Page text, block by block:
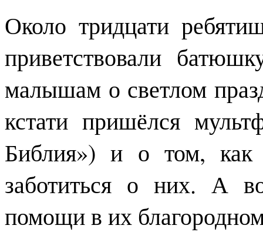
Около тридцати
приветствовали
малышам о светлом
кстати пришёлся
Библия») и о том, как
заботиться о них. А
помощи в их